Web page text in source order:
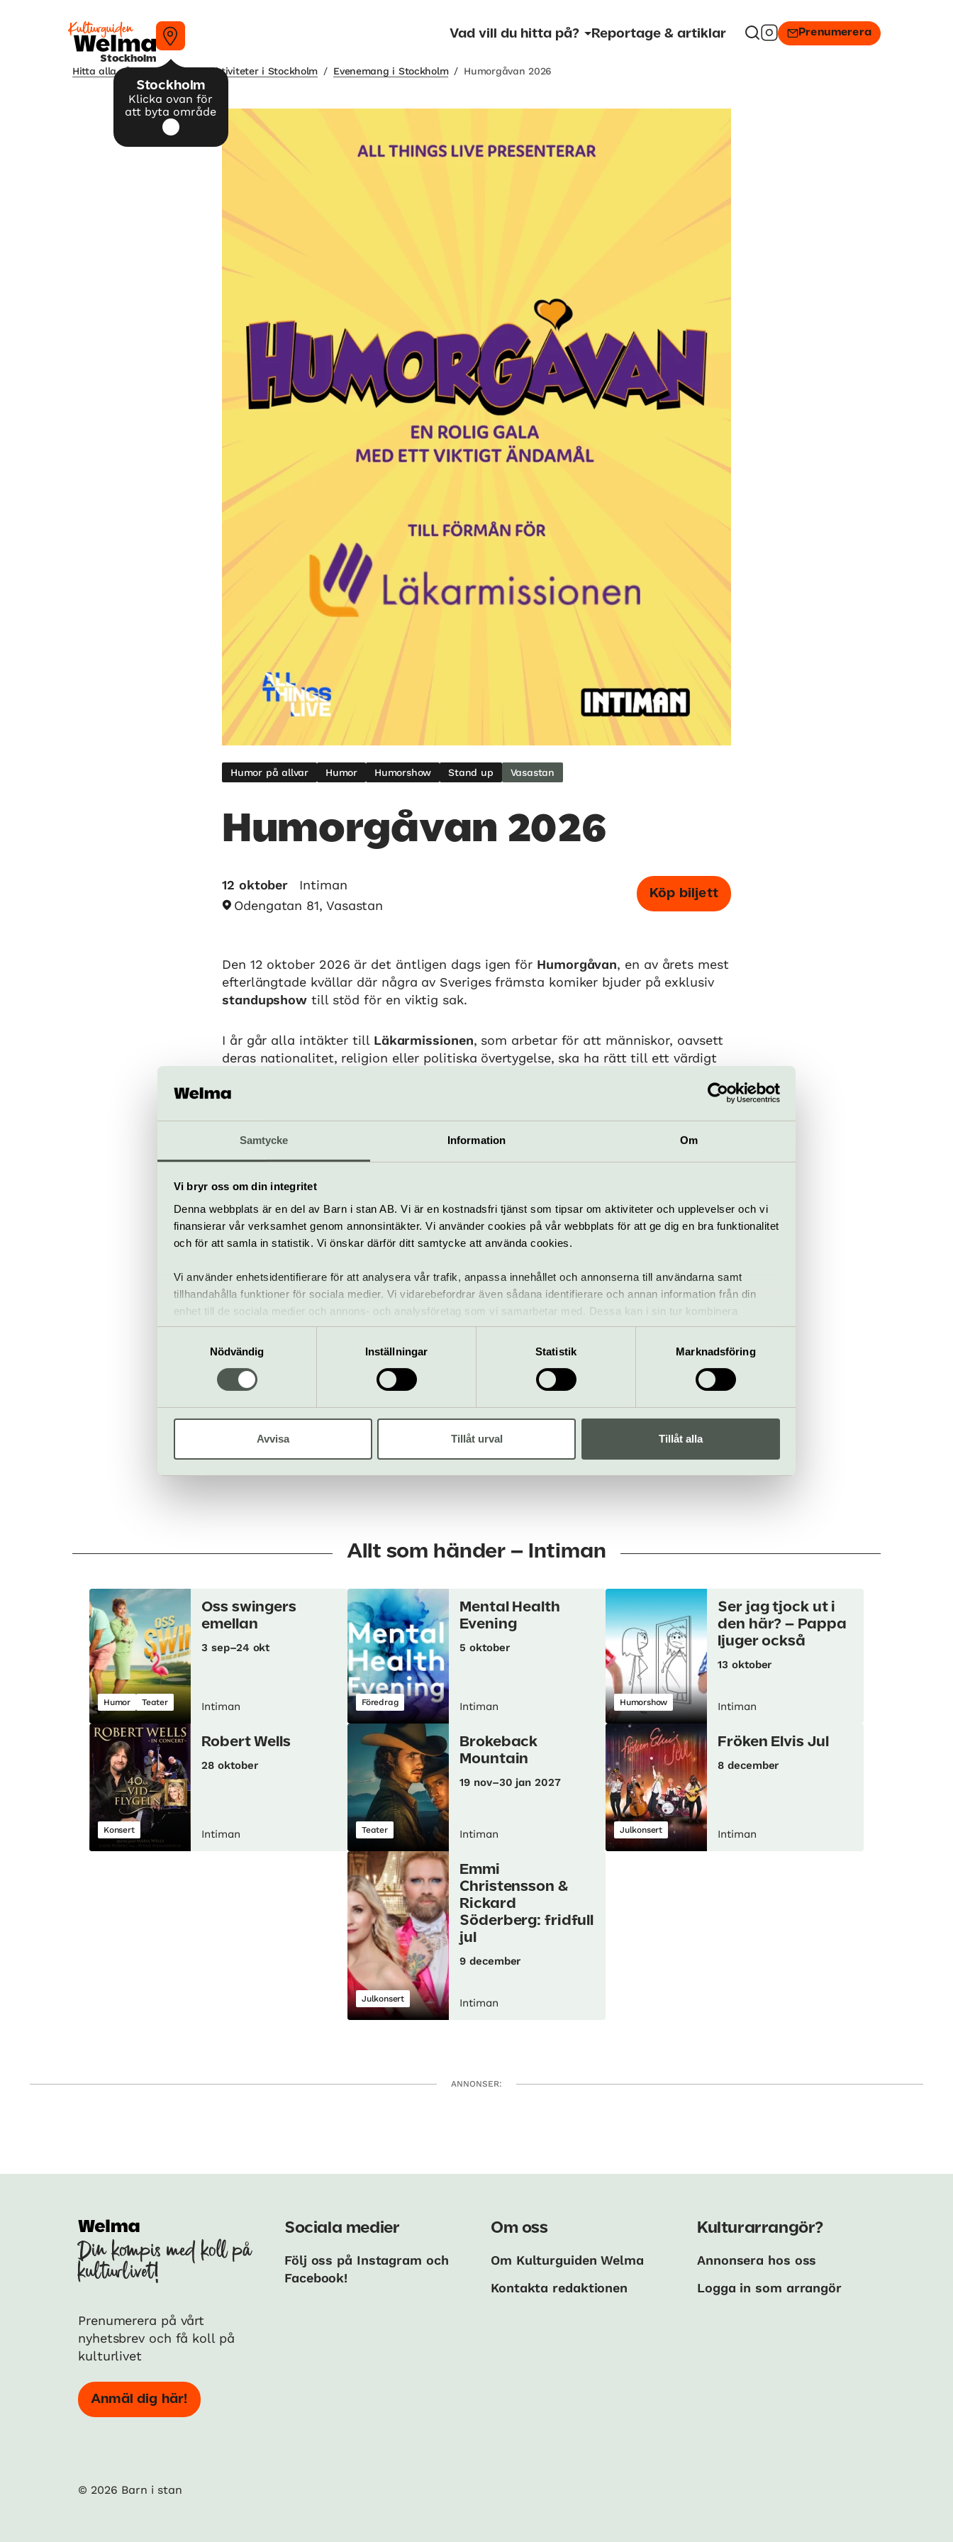
Samtycke Information Om
Vi bryr oss om din integritet
Denna webbplats är en del av Barn i stan AB. Vi är en kostnadsfri tjänst som tipsar om aktiviteter och upplevelser och vi
finansierar vår verksamhet genom annonsintäkter. Vi använder cookies på vår webbplats för att ge dig en bra funktionalitet
och för att samla in statistik. Vi önskar därför ditt samtycke att använda cookies.
Vi använder enhetsidentifierare för att analysera vår trafik, anpassa innehållet och annonserna till användarna samt
tillhandahålla funktioner för sociala medier. Vi vidarebefordrar även sådana identifierare och annan information från din
enhet till de sociala medier och annons- och analysföretag som vi samarbetar med. Dessa kan i sin tur kombinera
informationen med annan information som du har tillhandahållit eller som de har samlat in när du har använt deras tjänster.
Nödvändig
Inställningar Statistik Marknadsföring
Avvisa Tillåt urval Tillåt alla
Stockholm
Stockholm
Klicka ovan för
att byta område
Vad vill du hitta på? Reportage & artiklar Prenumerera
Hitta alla våra tips på kulturaktiviteter i Stockholm / Evenemang i Stockholm / Humorgåvan 2026
Humor på allvar Humor Humorshow Stand up Vasastan
Humorgåvan 2026
12 oktober
Intiman
Odengatan 81, Vasastan
Köp biljett
Den 12 oktober 2026 är det äntligen dags igen för Humorgåvan, en av årets mest
efterlängtade kvällar där några av Sveriges främsta komiker bjuder på exklusiv
standupshow till stöd för en viktig sak.
I år går alla intäkter till Läkarmissionen, som arbetar för att människor, oavsett
deras nationalitet, religion eller politiska övertygelse, ska ha rätt till ett värdigt
Måndag 12 okt 19:30
Kafé
Hiss och ramper
Restaurang
Bar
Odengatan 81, Vasastan
www.intiman.se
info@intiman.se
0771 – 13 43 00
Allt som händer – Intiman
Humor Teater
Oss swingers
emellan
3 sep–24 okt
Intiman Föredrag
Mental Health
Evening
5 oktober
Intiman Humorshow
Ser jag tjock ut i
den här? – Pappa
ljuger också
13 oktober
Intiman
Konsert
Robert Wells
28 oktober
Intiman Teater
Brokeback
Mountain
19 nov–30 jan 2027
Intiman Julkonsert
Fröken Elvis Jul
8 december
Intiman
Julkonsert
Emmi
Christensson &
Rickard
Söderberg: fridfull
jul
9 december
Intiman
ANNONSER:
Din kompis med koll på
kulturlivet!
Prenumerera på vårt
nyhetsbrev och få koll på
kulturlivet
Anmäl dig här!
Sociala medier
Följ oss på Instagram och
Facebook!
Om oss
Om Kulturguiden Welma
Kontakta redaktionen
Kulturarrangör?
Annonsera hos oss
Logga in som arrangör
© 2026 Barn i stan